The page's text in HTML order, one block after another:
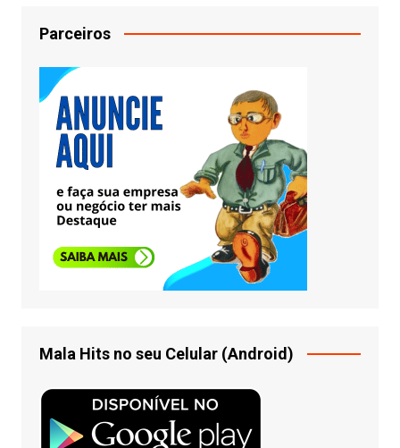
Parceiros
Mala Hits no seu Celular (Android)